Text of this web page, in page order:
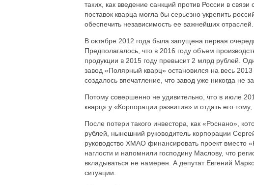
таких, как введение санкций против России в
поставок кварца могла бы серьезно укрепить
обеспечить независимость ее важнейших отраслей.
В октябре 2012 года была запущена первая
Предполагалось, что в 2016 году объем
продукции в 2015 году превысит 2 млрд рублей.
завод «Полярный кварц» остановился на весь
создалось впечатление, что завод уже никогда не
Потому совершенно не удивительно, что в июле
кварц» у «Корпорации развития» и отдать его
После потери такого инвестора, как «Роснано»,
рублей, нынешний руководитель корпорации
руководство ХМАО финансировать проект вместо
наглости и напомнили господину Маслову, что
вкладываться не намерен. А депутат Евгений
ситуации.